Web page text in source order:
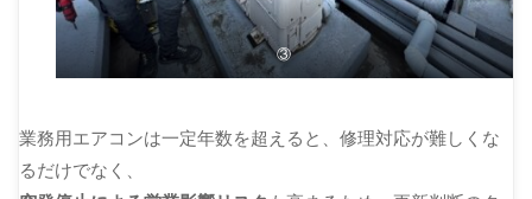
③
業務用エアコンは一定年数を超えると、修理対応が難しくな
るだけでなく、